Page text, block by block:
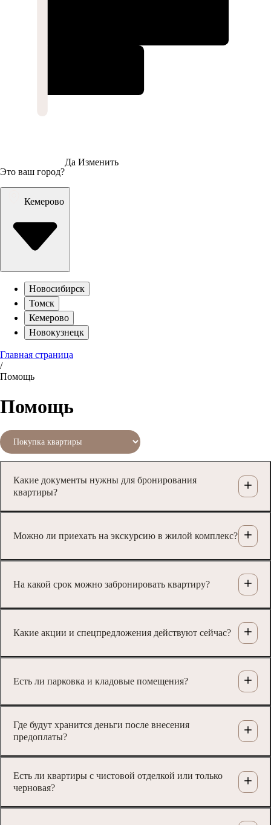
Это ваш город?
Да Изменить
Кемерово
Новосибирск
Томск
Кемерово
Новокузнецк
Главная страница
/
Помощь
Помощь
Какие документы нужны для бронирования
квартиры?
Можно ли приехать на экскурсию в жилой комплекс?
На какой срок можно забронировать квартиру?
Какие акции и спецпредложения действуют сейчас?
Есть ли парковка и кладовые помещения?
Где будут хранится деньги после внесения
предоплаты?
Есть ли квартиры с чистовой отделкой или только
черновая?